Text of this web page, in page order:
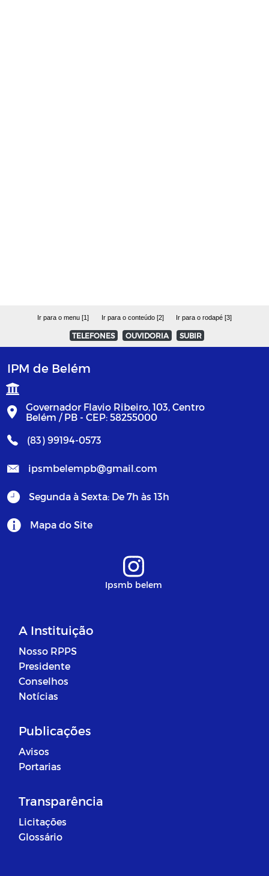
Ir para o menu [1] Ir para o conteúdo [2] Ir para o rodapé [3]
TELEFONES OUVIDORIA SUBIR
IPM de Belém
Governador Flavio Ribeiro, 103, Centro
Belém / PB - CEP: 58255000
(83) 99194-0573
ipsmbelempb@gmail.com
Segunda à Sexta: De 7h às 13h
Mapa do Site
Ipsmb belem
A Instituição
Nosso RPPS
Presidente
Conselhos
Notícias
Publicações
Avisos
Portarias
Transparência
Licitações
Glossário